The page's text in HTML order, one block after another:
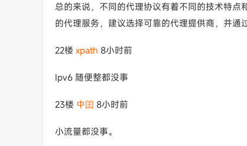
总的来说，不同的代理协议有着不同的技术特
的代理服务，建议选择可靠的代理提供商，并通
22楼 xpath 8小时前
Ipv6 随便整都没事
23楼 中囯 8小时前
小流量都没事。